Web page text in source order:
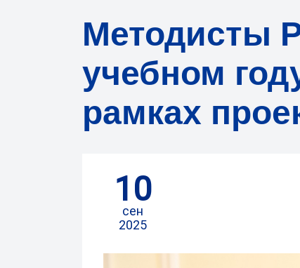
Методисты
учебном
рамках
10
сен
2025